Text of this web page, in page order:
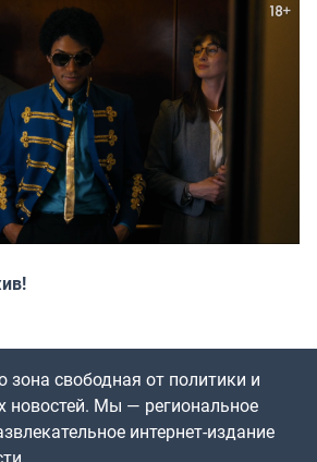
зона свободная от политики и
новостей. Мы — региональное
интернет-издание